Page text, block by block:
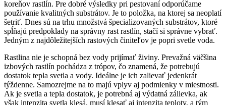
koreňov rastlín. Pre dobré výsledky pri pestovaní odporúčame
používanie kvalitných substrátov. Je to položka, na ktorej sa neoplatí
šetriť. Dnes sú na trhu množstvá špecializovaných substrátov, ktoré
spĺňajú predpoklady na správny rast rastlín, stačí si správne vybrať.
Jedným z najdôležitejších rastových činiteľov je popri svetle voda.
Rastlina nie je schopná bez vody prijímať živiny. Prevažná väčšina
izbových rastlín pochádza z trópov, čo znamená, že potrebujú
dostatok tepla svetla a vody. Ideálne je ich zalievať jedenkrát
týždenne. Samozrejme na to majú vplyv aj podmienky v miestnosti.
Ak je svetla a tepla dostatok, je potrebná aj výdatná zálievka, ak
však intenzita svetla klesá, musí klesať aj intenzita teploty, a tým